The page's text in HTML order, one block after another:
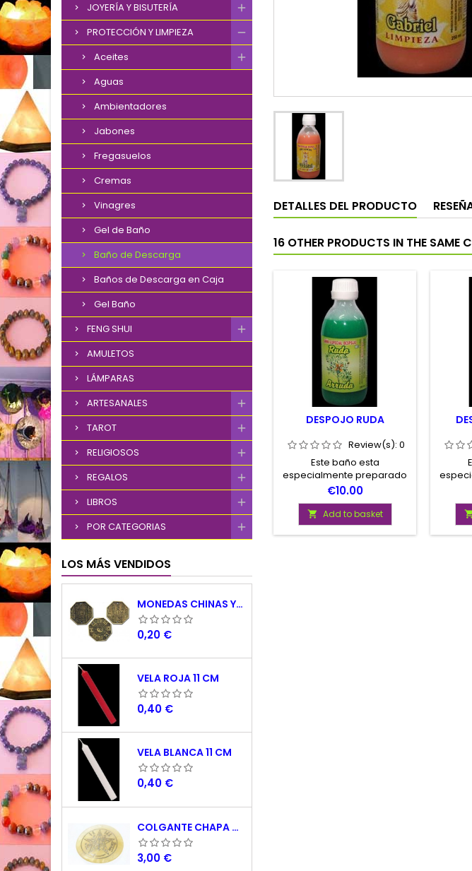
JOYERÍA Y BISUTERÍA
PROTECCIÓN Y LIMPIEZA
Aceites
Aguas
Ambientadores
Jabones
Fregasuelos
Cremas
Vinagres
Gel de Baño
Baño de Descarga
Baños de Descarga en Caja
Gel Baño
FENG SHUI
AMULETOS
LÁMPARAS
ARTESANALES
TAROT
RELIGIOSOS
REGALOS
LIBROS
POR CATEGORIAS
LOS MÁS VENDIDOS
MONEDAS CHINAS YING YANG
Precio
0,20 €
VELA ROJA 11 CM
Precio
0,40 €
VELA BLANCA 11 CM
Precio
0,40 €
COLGANTE CHAPA NACAR TETRAGRAMATON 5 CM
Precio
3,00 €
DETALLES DEL PRODUCTO
16 OTHER PRODUCTS IN THE SAME
DESPOJO RUDA
Review(s): 0
Este baño esta
especialmente preparado
para aumentar su apetito
sexual y mejorar las
relaciones sexuales con su
pareja.
Price
€10.00
 Add to basket
para